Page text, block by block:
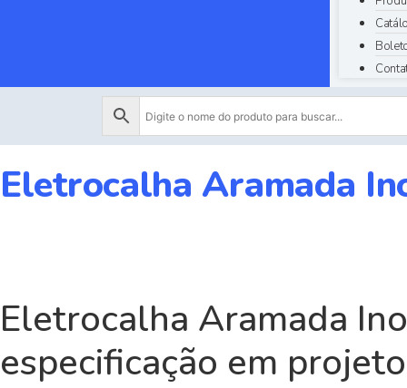
Eletrocalha Aramada
Eletrocalha Aramada
especificação em projeto